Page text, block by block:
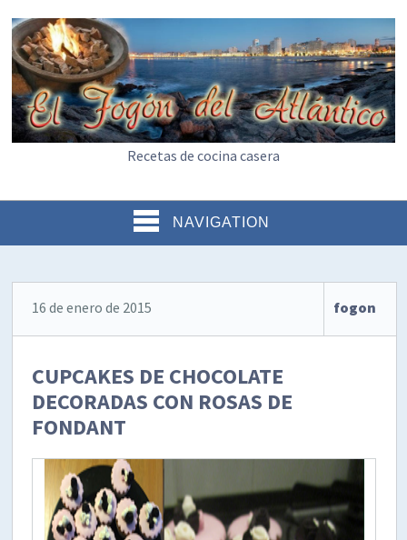
Recetas de cocina casera
NAVIGATION
16 de enero de 2015 fogon
CUPCAKES DE CHOCOLATE
DECORADAS CON ROSAS DE
FONDANT